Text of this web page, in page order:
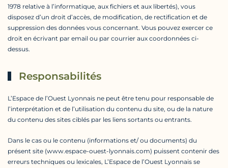
1978 relative à l’informatique, aux fichiers et aux libertés), vous
disposez d’un droit d’accès, de modification, de rectification et de
suppression des données vous concernant. Vous pouvez exercer ce
droit en écrivant par email ou par courrier aux coordonnées ci-
dessus.
Responsabilités
L’Espace de l’Ouest Lyonnais ne peut être tenu pour responsable de
l’interprétation et de l’utilisation du contenu du site, ou de la nature
du contenu des sites ciblés par les liens sortants ou entrants.
Dans le cas ou le contenu (informations et/ ou documents) du
présent site (www.espace-ouest-lyonnais.com) puissent contenir des
erreurs techniques ou lexicales, L’Espace de l’Ouest Lyonnais se